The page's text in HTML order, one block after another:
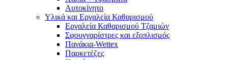
Αυτοκίνητο
Υλικά και Εργαλεία Καθαρισμού
Εργαλεία Καθαρισμού Τζαμιών
Σφουγγαρίστρες και εξοπλισμός
Πανάκια-Wettex
Παρκετέζες